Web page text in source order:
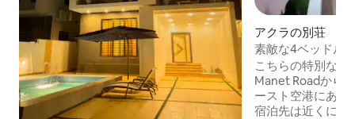
アクラの別荘
素敵な4ベッドル
こちらの特別な
Manet Roadから
ースト空港にあり
宿泊先は近くに何